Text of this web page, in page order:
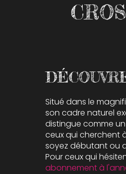
Situé dans le
son cadre naturel
distingue comme
ceux qui cherchent
soyez débutant ou
Pour ceux qui
abonnement à